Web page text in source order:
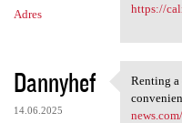
Adres
https://
Dannyhef
14.06.2025
Renting
Renting a